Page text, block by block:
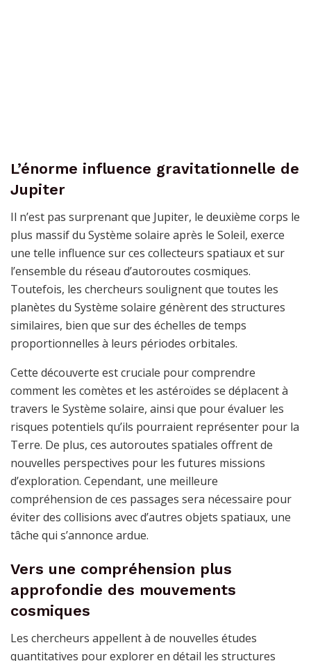
L’énorme influence gravitationnelle de
Jupiter
Il n’est pas surprenant que Jupiter, le deuxième corps le
plus massif du Système solaire après le Soleil, exerce
une telle influence sur ces collecteurs spatiaux et sur
l’ensemble du réseau d’autoroutes cosmiques.
Toutefois, les chercheurs soulignent que toutes les
planètes du Système solaire génèrent des structures
similaires, bien que sur des échelles de temps
proportionnelles à leurs périodes orbitales.
Cette découverte est cruciale pour comprendre
comment les comètes et les astéroïdes se déplacent à
travers le Système solaire, ainsi que pour évaluer les
risques potentiels qu’ils pourraient représenter pour la
Terre. De plus, ces autoroutes spatiales offrent de
nouvelles perspectives pour les futures missions
d’exploration. Cependant, une meilleure
compréhension de ces passages sera nécessaire pour
éviter des collisions avec d’autres objets spatiaux, une
tâche qui s’annonce ardue.
Vers une compréhension plus
approfondie des mouvements
cosmiques
Les chercheurs appellent à de nouvelles études
quantitatives pour explorer en détail les structures